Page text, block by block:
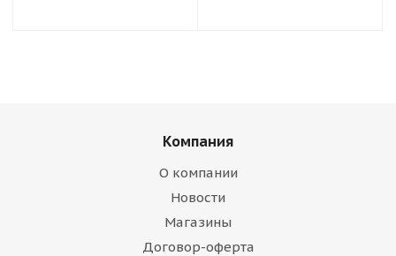
Компания
О компании
Новости
Магазины
Договор-оферта